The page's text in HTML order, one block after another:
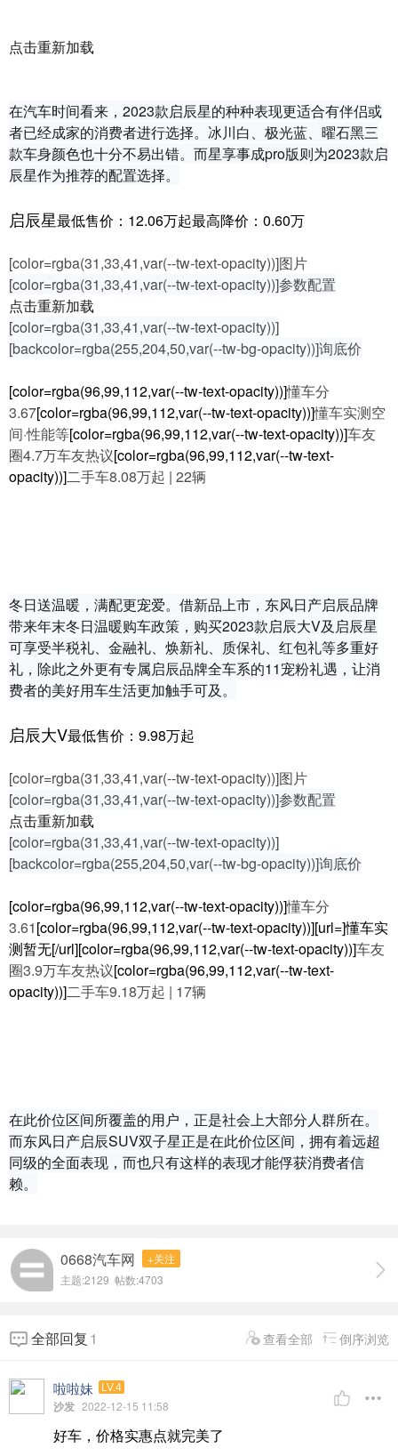
点击重新加载
在汽车时间看来，2023款启辰星的种种表现更适合有伴侣或
者已经成家的消费者进行选择。冰川白、极光蓝、曜石黑三
款车身颜色也十分不易出错。而星享事成pro版则为2023款启
辰星作为推荐的配置选择。
启辰星最低售价：12.06万起最高降价：0.60万
[color=rgba(31,33,41,var(--tw-text-opacity))]图片
[color=rgba(31,33,41,var(--tw-text-opacity))]参数配置
点击重新加载
[color=rgba(31,33,41,var(--tw-text-opacity))]
[backcolor=rgba(255,204,50,var(--tw-bg-opacity))]询底价
[color=rgba(96,99,112,var(--tw-text-opacity))]懂车分
3.67[color=rgba(96,99,112,var(--tw-text-opacity))]懂车实测空
间·性能等[color=rgba(96,99,112,var(--tw-text-opacity))]车友
圈4.7万车友热议[color=rgba(96,99,112,var(--tw-text-
opacity))]二手车8.08万起 | 22辆
冬日送温暖，满配更宠爱。借新品上市，东风日产启辰品牌
带来年末冬日温暖购车政策，购买2023款启辰大V及启辰星
可享受半税礼、金融礼、焕新礼、质保礼、红包礼等多重好
礼，除此之外更有专属启辰品牌全车系的11宠粉礼遇，让消
费者的美好用车生活更加触手可及。
启辰大V最低售价：9.98万起
[color=rgba(31,33,41,var(--tw-text-opacity))]图片
[color=rgba(31,33,41,var(--tw-text-opacity))]参数配置
点击重新加载
[color=rgba(31,33,41,var(--tw-text-opacity))]
[backcolor=rgba(255,204,50,var(--tw-bg-opacity))]询底价
[color=rgba(96,99,112,var(--tw-text-opacity))]懂车分
3.61[color=rgba(96,99,112,var(--tw-text-opacity))][url=]懂车实
测暂无[/url][color=rgba(96,99,112,var(--tw-text-opacity))]车友
圈3.9万车友热议[color=rgba(96,99,112,var(--tw-text-
opacity))]二手车9.18万起 | 17辆
在此价位区间所覆盖的用户，正是社会上大部分人群所在。
而东风日产启辰SUV双子星正是在此价位区间，拥有着远超
同级的全面表现，而也只有这样的表现才能俘获消费者信
赖。
0668汽车网
+关注
主题:2129 帖数:4703
全部回复 1 查看全部 倒序浏览
啦啦妹 LV.4
沙发 2022-12-15 11:58
好车，价格实惠点就完美了